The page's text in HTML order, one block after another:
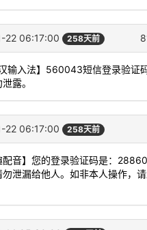
22 06:17:00 258天前
汉输入法】560043短信登录验证
露。
22 06:17:00 258天前
配音】您的登录验证码是：
勿泄漏给他人。如非本人操作，